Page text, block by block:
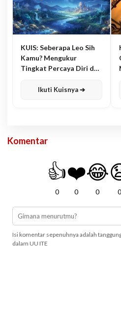
KUIS: Seberapa Leo Sih
Kamu? Mengukur
Tingkat Percaya Diri dan
Ikuti Kuisnya ➔
Komentar
👍
0
❤️
0
😂
0 0
Isi komentar sepenuhnya adalah
dalam UU ITE